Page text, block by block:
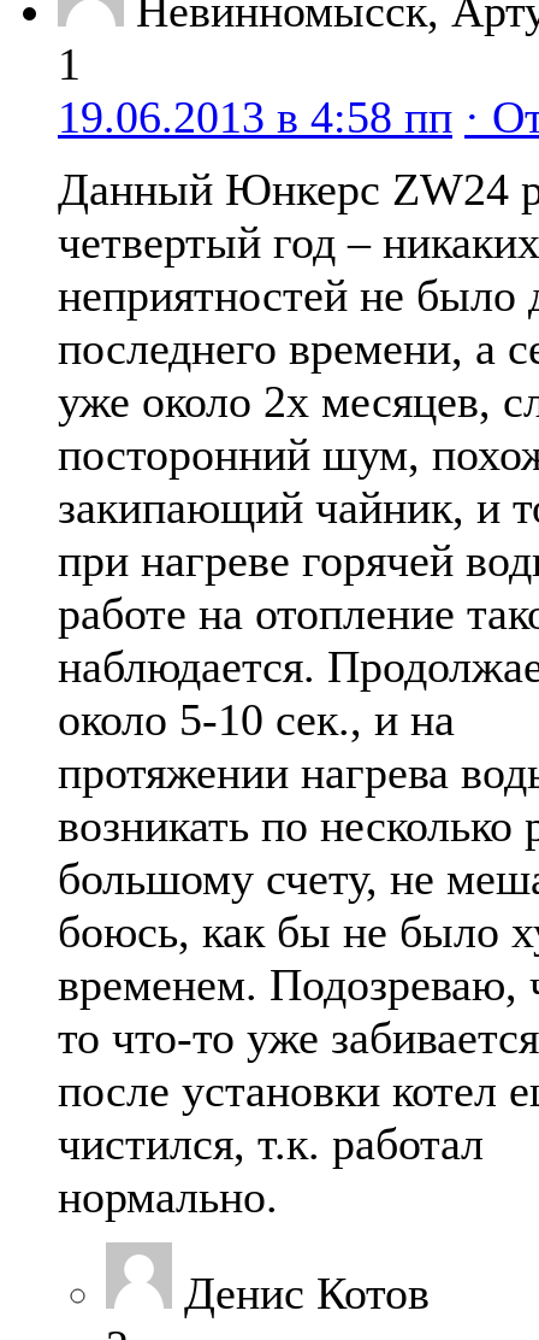
Невинномысск,
1
19.06.2013 в 4:58 пп ·
Данный Юнкерс ZW24
четвертый год – никаких
неприятностей не было
последнего времени, а
уже около 2х месяцев,
посторонний шум,
закипающий чайник, и
при нагреве горячей
работе на отопление
наблюдается.
около 5-10 сек., и на
протяжении нагрева
возникать по несколько
большому счету, не
боюсь, как бы не было
временем. Подозреваю,
то что-то уже
после установки котел
чистился, т.к. работал
нормально.
Денис Котов